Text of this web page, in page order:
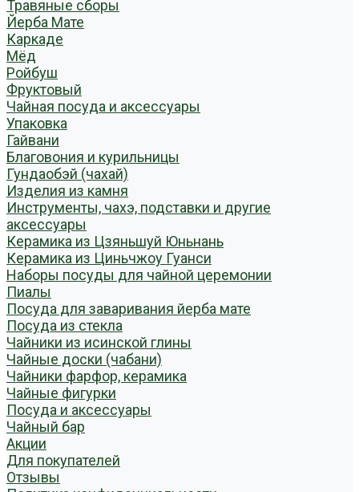
Травяные сборы
Йерба Мате
Каркаде
Мёд
Ройбуш
Фруктовый
Чайная посуда и аксессуары
Упаковка
Гайвани
Благовония и курильницы
Гундаобэй (чахай)
Изделия из камня
Инструменты, чахэ, подставки и другие
аксессуары
Керамика из Цзяньшуй Юньнань
Керамика из Циньчжоу Гуанси
Наборы посуды для чайной церемонии
Пиалы
Посуда для заваривания йерба мате
Посуда из стекла
Чайники из исинской глины
Чайные доски (чабани)
Чайники фарфор, керамика
Чайные фигурки
Посуда и аксессуары
Чайный бар
Акции
Для покупателей
Отзывы